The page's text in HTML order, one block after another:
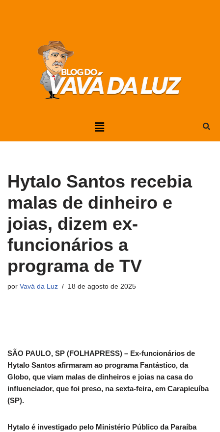
Hytalo Santos recebia
malas de dinheiro e
joias, dizem ex-
funcionários a
programa de TV
por Vavá da Luz 18 de agosto de 2025
SÃO PAULO, SP (FOLHAPRESS) – Ex-funcionários de
Hytalo Santos afirmaram ao programa Fantástico, da
Globo, que viam malas de dinheiros e joias na casa do
influenciador, que foi preso, na sexta-feira, em Carapicuíba
(SP).
Hytalo é investigado pelo Ministério Público da Paraíba